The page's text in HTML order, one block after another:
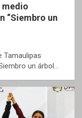
medio
“Siembro un
Tamaulipas
un árbol…